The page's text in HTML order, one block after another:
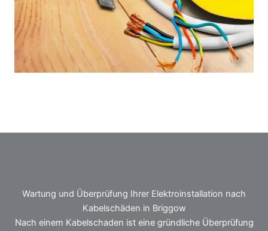
Wartung und Überprüfung Ihrer Elektroinstallation nach
Kabelschäden in Briggow
Nach einem Kabelschaden ist eine gründliche Überprüfung